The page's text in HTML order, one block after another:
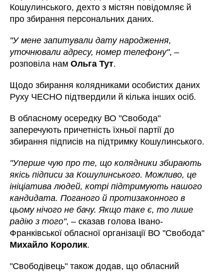
Кошулинського, дехто з містян повідомляє й
про збирання персональних даних.
"У мене запитували дату народження,
уточнювали адресу, номер телефону", –
розповіла намОльга Тут.
Щодо збирання колядниками особистих даних
Руху ЧЕСНО підтвердили й кілька інших осіб.
В обласному осередку ВО "Свобода"
заперечують причетність їхньої партії до
збирання підписів на підтримку Кошулинського.
"Уперше чую про те, що колядники збирають
якісь підписи за Кошулинського. Можливо, це
ініціатива людей, котрі підтримують нашого
кандидата. Поганого й протизаконного в
цьому нічого не бачу. Якщо таке є, то лише
радію з того", – сказав голова Івано-
Франківської обласної організації ВО "Свобода"
Михайло Королик.
"Свободівець" також додав, що обласний